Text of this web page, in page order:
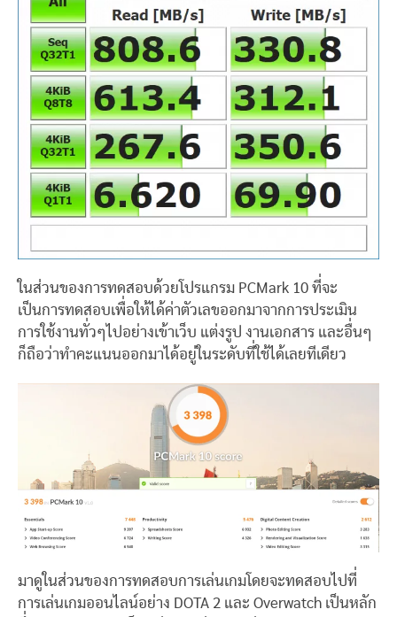
ในส่วนของการทดสอบด้วยโปรแกรม PCMark 10 ที่จะ
เป็นการทดสอบเพื่อให้ได้ค่าตัวเลขออกมาจากการประเมิน
การใช้งานทั่วๆไปอย่างเข้าเว็บ แต่งรูป งานเอกสาร และอื่นๆ
ก็ถือว่าทำคะแนนออกมาได้อยู่ในระดับที่ใช้ได้เลยทีเดียว
มาดูในส่วนของการทดสอบการเล่นเกมโดยจะทดสอบไปที่
การเล่นเกมออนไลน์อย่าง DOTA 2 และ Overwatch เป็นหลัก